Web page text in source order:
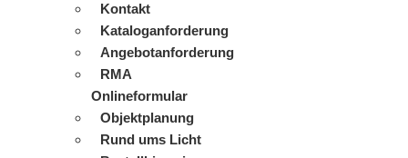
Kontakt
Kataloganforderung
Angebotanforderung
RMA
Onlineformular
Objektplanung
Rund ums Licht